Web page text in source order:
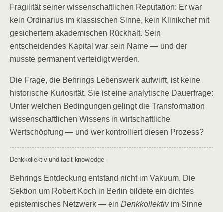
Fragilität seiner wissenschaftlichen Reputation: Er war
kein Ordinarius im klassischen Sinne, kein Klinikchef mit
gesichertem akademischen Rückhalt. Sein
entscheidendes Kapital war sein Name — und der
musste permanent verteidigt werden.
Die Frage, die Behrings Lebenswerk aufwirft, ist keine
historische Kuriosität. Sie ist eine analytische Dauerfrage:
Unter welchen Bedingungen gelingt die Transformation
wissenschaftlichen Wissens in wirtschaftliche
Wertschöpfung — und wer kontrolliert diesen Prozess?
Denkkollektiv und tacit knowledge
Behrings Entdeckung entstand nicht im Vakuum. Die
Sektion um Robert Koch in Berlin bildete ein dichtes
epistemisches Netzwerk — ein Denkkollektivim Sinne